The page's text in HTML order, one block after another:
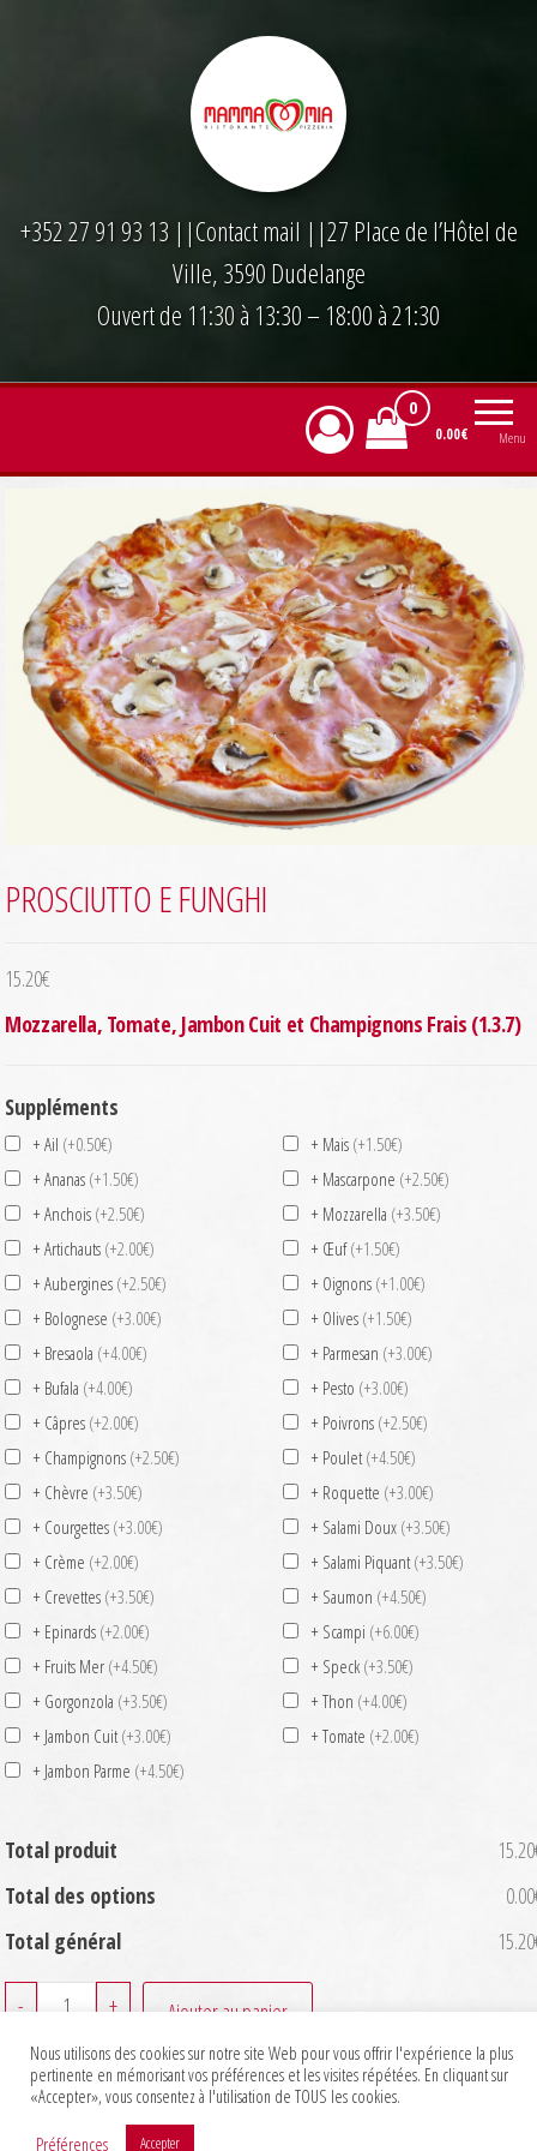
+352 27 91 93 13 ||Contact mail ||27 Place de l’Hôtel de
Ville, 3590 Dudelange
Ouvert de 11:30 à 13:30 – 18:00 à 21:30
Menu
0
0.00€
PROSCIUTTO E FUNGHI
15.20€
Mozzarella, Tomate, Jambon Cuit et Champignons Frais (1.3.7)
Suppléments
+ Ail (+0.50€)
+ Ananas (+1.50€)
+ Anchois (+2.50€)
+ Artichauts (+2.00€)
+ Aubergines (+2.50€)
+ Bolognese (+3.00€)
+ Bresaola (+4.00€)
+ Bufala (+4.00€)
+ Câpres (+2.00€)
+ Champignons (+2.50€)
+ Chèvre (+3.50€)
+ Courgettes (+3.00€)
+ Crème (+2.00€)
+ Crevettes (+3.50€)
+ Epinards (+2.00€)
+ Fruits Mer (+4.50€)
+ Gorgonzola (+3.50€)
+ Jambon Cuit(+3.00€)
+ Jambon Parme (+4.50€)
+ Mais (+1.50€)
+ Mascarpone (+2.50€)
+ Mozzarella (+3.50€)
+ Œuf(+1.50€)
+ Oignons (+1.00€)
+ Olives (+1.50€)
+ Parmesan (+3.00€)
+ Pesto (+3.00€)
+ Poivrons (+2.50€)
+ Poulet(+4.50€)
+ Roquette (+3.00€)
+ Salami Doux (+3.50€)
+ Salami Piquant(+3.50€)
+ Saumon (+4.50€)
+ Scampi (+6.00€)
+ Speck (+3.50€)
+ Thon (+4.00€)
+ Tomate (+2.00€)
Total produit
Total des options
Total général
-
quantité
Prosciutto
e
Funghi
+ Ajouter au panier
Nous utilisons des cookies sur notre site Web pour vous offrir l'expérience la plus
pertinente en mémorisant vos préférences et les visites répétées. En cliquant sur
«Accepter», vous consentez à l'utilisation de TOUS les cookies.
Préférences
Accepter